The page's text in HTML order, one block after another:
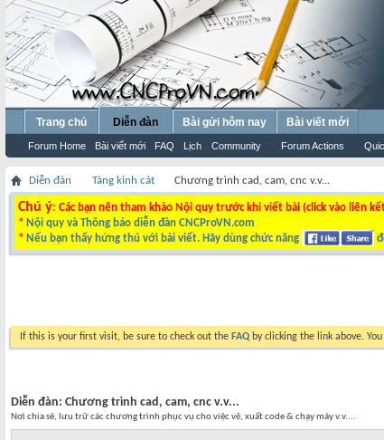
Trang chủ Diễn đàn
Forum Home Bài viết mới FAQ Lịch Community Forum Actions
Bài gửi hôm nay Bài viết mới
Diễn đàn Tàng kinh cát Chương trình cad, cam, cnc v.v...
Chú ý: Các bạn nên tham khảo Nội quy trước khi viết bài (click vào liên
* Nội quy và Thông báo diễn đàn CNCProVN.com
* Nếu bạn thấy hứng thú với bài viết. Hãy dùng chức năng
If this is your first visit, be sure to check out the FAQ by clicking the link above.
Diễn đàn: Chương trình cad, cam, cnc v.v...
Nơi chia sẻ, lưu trữ các chương trình phục vụ cho việc vẽ, xuất code & chạy máy v.v....